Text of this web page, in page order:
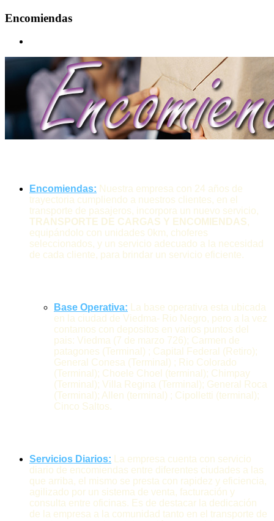
Encomiendas
Encomiendas: Nuestra empresa con 24 años de
trayectoria cumpliendo a nuestros clientes, en el
transporte de pasajeros, incorpora un nuevo servicio,
TRANSPORTE DE CARGAS Y ENCOMIENDAS,
equipándolo con unidades 0km, choferes
seleccionados, y un servicio adecuado a la necesidad
de cada cliente, para brindar un servicio eficiente.
Base Operativa:
La base operativa esta ubicada
en la ciudad de Viedma- Rio Negro, pero a la vez
contamos con depositos en varios puntos del
pais: Viedma (7 de marzo 726); Carmen de
patagones (Terminal) ; Capital Federal (Retiro);
General Conesa (Terminal) ; Rio Colorado
(Terminal); Choele Choel (terminal); Chimpay
(Terminal); Villa Regina (Terminal); General Roca
(Terminal); Allen (terminal) ; Cipolletti (terminal);
Cinco Saltos.
Servicios Diarios:
La empresa cuenta con servicio
diario de encomiendas entre diferentes ciudades a las
que arriba, el mismo se presta con rapidez y eficiencia,
agilizado por un sistema de venta, facturación y
consulta entre oficinas. Es de destacar la dedicación
de la empresa a la comunidad tanto en el transporte de